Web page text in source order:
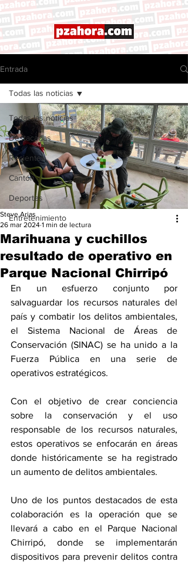
Entrada
Todas las noticias
Destacadas
Recientes
Cantón
Deportes
Entretenimiento
Todas las noticias
Marihuana y cuchillos
resultado de operativo en
Parque Nacional Chirripó
Steve Arias
26 mar 2024 1 min de lectura
En un esfuerzo conjunto por
salvaguardar los recursos naturales del
país y combatir los delitos ambientales,
el Sistema Nacional de Áreas de
Conservación (SINAC) se ha unido a la
Fuerza Pública en una serie de
operativos estratégicos.
Con el objetivo de crear conciencia
sobre la conservación y el uso
responsable de los recursos naturales,
estos operativos se enfocarán en áreas
donde históricamente se ha registrado
un aumento de delitos ambientales.
Uno de los puntos destacados de esta
colaboración es la operación que se
llevará a cabo en el Parque Nacional
Chirripó, donde se implementarán
dispositivos para prevenir delitos contra